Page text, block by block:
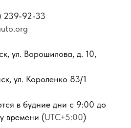
239-92-33
ул. Ворошилова, д. 10,
ул. Короленко 83/1
в будние дни с 9:00 до
времени (UTC+5:00)